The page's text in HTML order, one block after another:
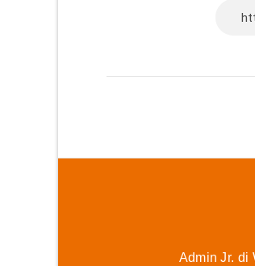
Admin Jr. di